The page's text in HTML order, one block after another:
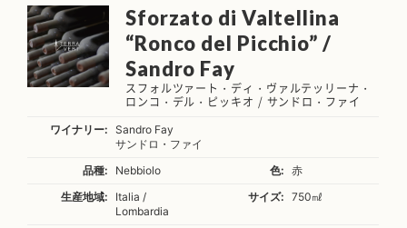
Sforzato di Valtellina
“Ronco del Picchio” /
Sandro Fay
スフォルツァート・ディ・ヴァルテッリーナ・
ロンコ・デル・ピッキオ / サンドロ・ファイ
ワイナリー:
Sandro Fay
サンドロ・ファイ
品種:
Nebbiolo 色:
赤
生産地域:
Italia /
Lombardia
サイズ: 750㎖